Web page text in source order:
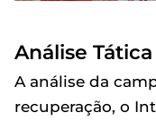
Análise
A análise da
recuperação, o